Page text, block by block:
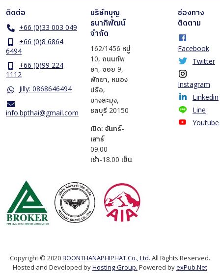
ติดต่อ
+66 (0)33 003 049
+66 (0)8 6864
6494
+66 (0)99 224
1112
Jilly: 0868646494
info.bpthai@gmail.com
บริษัทบุญ
ธนาภิพัฒน์
จำกัด
162/1456 หมู่
10, ถนนทัพ
ยา, ซอย 9,
พัทยา, หนอง
ปรือ,
บางละมุง,
ชลบุรี 20150
เปิด: จันทร์-
เสาร์
​09.00
เช้า-18.00 เย็น
ช่องทาง
ติดตาม
Facebook
Twitter
Instagram
Linkedin
Line
Youtube
Copyright © 2020BOONTHANAPHIPHAT Co., Ltd. All Rights Reserved.
Hosted and Developed byHosting-Group. Powered byexPub.Net